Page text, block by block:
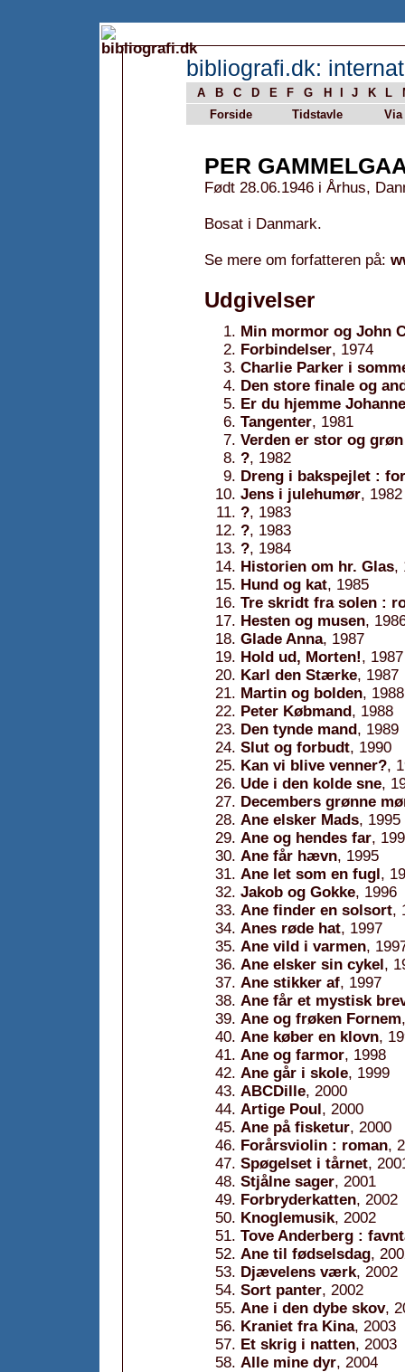
bibliografi.dk:
A B C D E F G H J K L
Forside
Tidstavle Via
PER
Født 28.06.1946 i Århus,
Bosat i Danmark.
Se mere om forfatteren på:
Udgivelser
Min mormor og John
Forbindelser, 1974
Charlie Parker i
Den store finale og
Er du hjemme
Tangenter, 1981
Verden er stor og
?, 1982
Dreng i bakspejlet :
Jens i julehumør, 1982
?, 1983
?, 1983
?, 1984
Historien om hr. Glas,
Hund og kat, 1985
Tre skridt fra solen :
Hesten og musen,
Glade Anna, 1987
Hold ud, Morten!, 1987
Karl den Stærke, 1987
Martin og bolden, 1988
Peter Købmand, 1988
Den tynde mand, 1989
Slut og forbudt, 1990
Kan vi blive venner?,
Ude i den kolde sne,
Decembers grønne
Ane elsker Mads, 1995
Ane og hendes far,
Ane får hævn, 1995
Ane let som en fugl,
Jakob og Gokke, 1996
Ane finder en solsort,
Anes røde hat, 1997
Ane vild i varmen,
Ane elsker sin cykel,
Ane stikker af, 1997
Ane får et mystisk
Ane og frøken Fornem
Ane køber en klovn,
Ane og farmor, 1998
Ane går i skole, 1999
ABCDille, 2000
Artige Poul, 2000
Ane på fisketur, 2000
Forårsviolin : roman,
Spøgelset i tårnet,
Stjålne sager, 2001
Forbryderkatten, 2002
Knoglemusik, 2002
Tove Anderberg :
Ane til fødselsdag,
Djævelens værk, 2002
Sort panter, 2002
Ane i den dybe skov,
Kraniet fra Kina, 2003
Et skrig i natten, 2003
Alle mine dyr, 2004